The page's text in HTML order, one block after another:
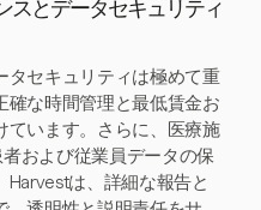
スとデータセキュリティ
タセキュリティは極めて重
確な時間管理と最低賃金お
ています。さらに、医療施
および従業員データの保
は、詳細な報告と